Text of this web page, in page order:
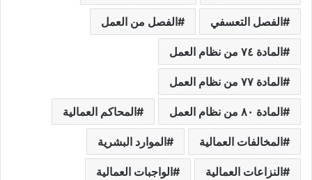
الفصل التعسفي الفصل من العمل
المادة ٧٤ من نظام العمل
المادة ٧٧ من نظام العمل
المادة ٨٠ من نظام العمل المحاكم العمالية
المخالفات العمالية الموارد البشرية
النزاعات العمالية الواجبات العمالية